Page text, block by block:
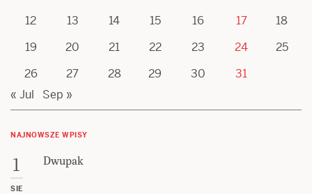
12
13 14 15 16 17
18
19
20 21 22 23 24
25
26
27 28 29 30
31
« Jul
Sep »
NAJNOWSZE WPISY
1
SIE
Dwupak